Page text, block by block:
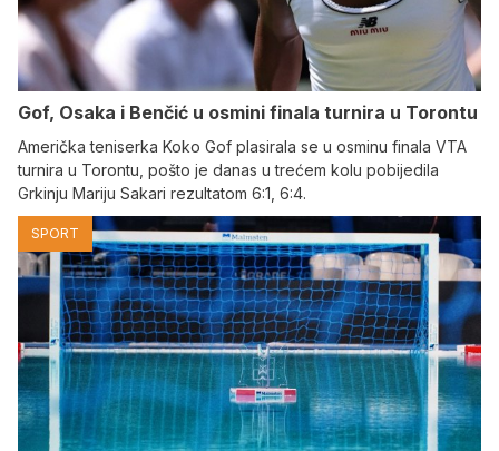
Gof, Osaka i Benčić u osmini finala turnira u Torontu
Američka teniserka Koko Gof plasirala se u osminu finala VTA
turnira u Torontu, pošto je danas u trećem kolu pobijedila
Grkinju Mariju Sakari rezultatom 6:1, 6:4.
SPORT